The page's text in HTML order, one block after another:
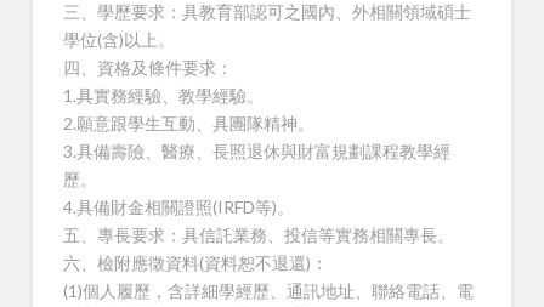
三、學歷要求：具教育部認可之國內、外相關領域碩士
學位(含)以上。
四、資格及條件要求：
1.具實務經驗、教學經驗。
2.願意跟學生互動、具團隊精神。
3.具備壽險、醫療、長照退休與財富規劃課程教學經
歷。
4.具備財金相關證照(IRFD等)。
五、專長要求：具信託業務、投信等實務相關專長。
六、檢附應徵資料(資料恕不退還)：
(1)個人履歷，含詳細學經歷、通訊地址、聯絡電話、電